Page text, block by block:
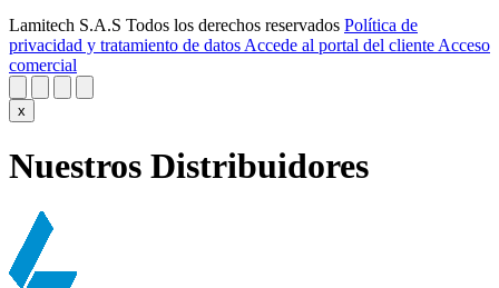
Lamitech S.A.S Todos los derechos reservados Política de
privacidad y tratamiento de datos Accede al portal del cliente Acceso
comercial
x
Nuestros Distribuidores